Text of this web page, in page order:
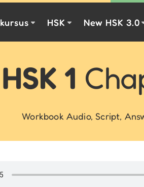
kursus HSK New HSK 3.0
HSK 1
Workbook Audio, Script,